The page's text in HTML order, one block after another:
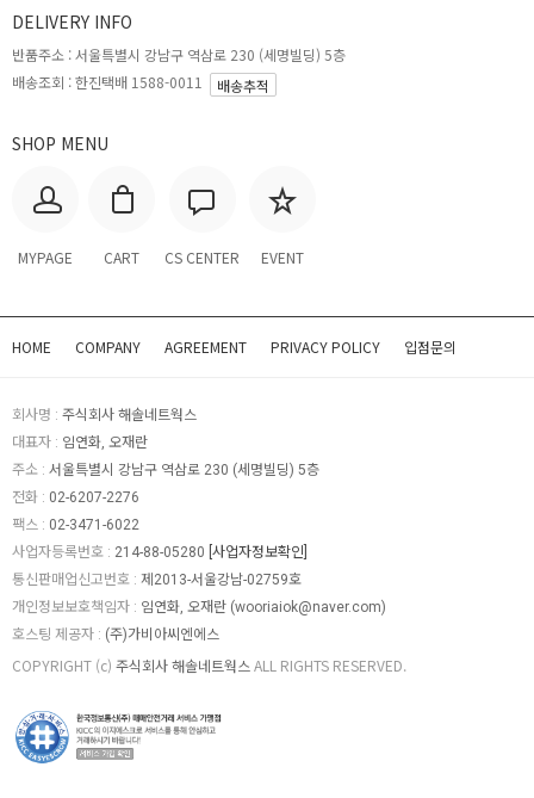
SHOP MENU
MYPAGE CART CS CENTER EVENT
DELIVERY INFO
반품주소 :서울특별시 강남구 역삼로 230 (세명빌딩) 5층
배송조회 : 한진택배 1588-0011
배송추적
HOME COMPANY AGREEMENT PRIVACY POLICY 입점문의
회사명 : 주식회사 해솔네트웍스
대표자 : 임연화, 오재란
주소 : 서울특별시 강남구 역삼로 230 (세명빌딩) 5층
전화 : 02-6207-2276
팩스 : 02-3471-6022
사업자등록번호 : 214-88-05280 [사업자정보확인]
통신판매업신고번호 : 제2013-서울강남-02759호
개인정보보호책임자 : 임연화, 오재란 (wooriaiok@naver.com)
호스팅 제공자 : (주)가비아씨엔에스
COPYRIGHT (c) 주식회사 해솔네트웍스 ALL RIGHTS RESERVED.